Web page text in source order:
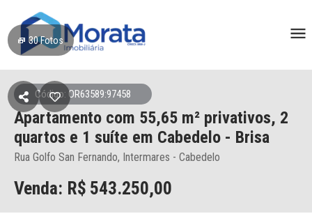
30Fotos
Código: OR63589:97458
Apartamento com 55,65 m² privativos, 2
quartos e 1 suíte em Cabedelo - Brisa
Rua Golfo San Fernando, Intermares - Cabedelo
Venda: R$ 543.250,00